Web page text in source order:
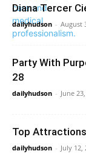
Diana Tercer
dailyhudson - August
Party With
28
dailyhudson - June
Top
dailyhudson - July 12,